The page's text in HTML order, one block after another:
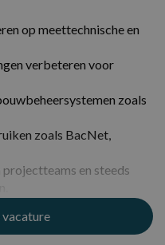
op meettechnische en
verbeteren voor
zoals
zoals BacNet,
projectteams en steeds
vacature